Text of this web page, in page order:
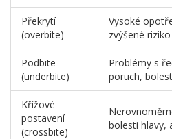
Překrytí
(overbite)
Vysoké
zvýšené
Podbite
(underbite)
Problémy s
poruch,
Křížové
postavení
(crossbite)
bolesti hlavy,